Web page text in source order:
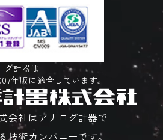
グ計器は
年版に適合しています。
会社はアナログ計器で
技術カンパニーです。